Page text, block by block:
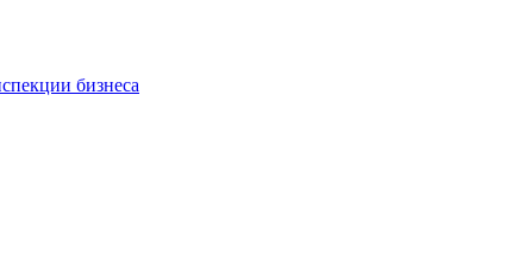
бизнеса